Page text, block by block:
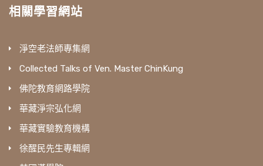
相關學習網站
淨空老法師專集網
Collected Talks of Ven. Master ChinKung
佛陀教育網路學院
華藏淨宗弘化網
華藏實驗教育機構
徐醒民先生專輯網